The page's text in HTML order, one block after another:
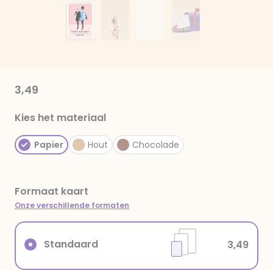
3,49
Kies het materiaal
Papier Hout Chocolade
Formaat kaart
Onze verschillende formaten
Standaard 3,49